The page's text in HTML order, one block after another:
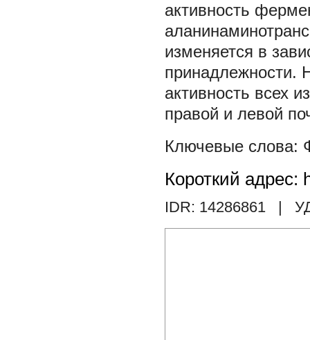
активность
изменяется в
принадлежности.
активность всех
правой и левой
Короткий адрес:
IDR: 14286861 |